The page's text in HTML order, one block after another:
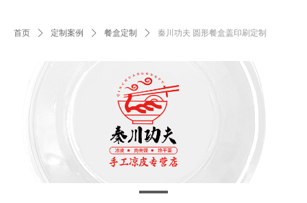
首页 ꄲ 定制案例 ꄲ 餐盒定制 ꄲ 秦川功夫 圆形餐盒盖印刷定制